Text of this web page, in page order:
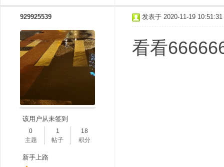
929925539
该用户从未签到
0
主题
1
帖子
18
积分
新手上路
发表于 2020-11-19 10:51:31
看看